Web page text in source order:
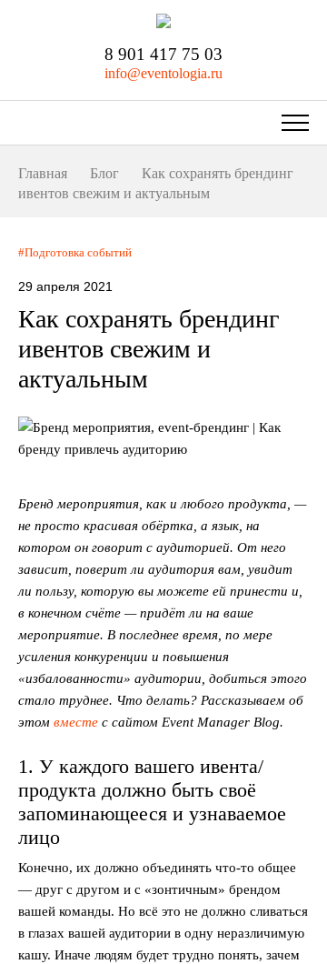
8 901 417 75 03
info@eventologia.ru
Главная Блог
Как сохранять брендинг
ивентов свежим и актуальным
Подготовка событий
29 апреля 2021
Как сохранять брендинг
ивентов свежим и
актуальным
Бренд мероприятия, как и любого продукта, —
не просто красивая обёртка, а язык, на
котором он говорит с аудиторией. От него
зависит, поверит ли аудитория вам, увидит
ли пользу, которую вы можете ей принести и,
в конечном счёте — придёт ли на ваше
мероприятие. В последнее время, по мере
усиления конкуренции и повышения
«избалованности» аудитории, добиться этого
стало труднее. Что делать? Рассказываем об
этом вместе с сайтом Event Manager Blog.
1. У каждого вашего ивента/
продукта должно быть своё
запоминающееся и узнаваемое
лицо
Конечно, их должно объединять что-то общее
— друг с другом и с «зонтичным» брендом
вашей команды. Но всё это не должно сливаться
в глазах вашей аудитории в одну неразличимую
кашу. Иначе людям будет трудно понять, зачем